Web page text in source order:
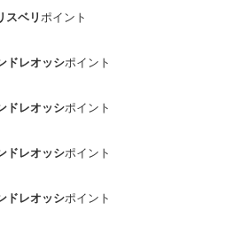
スベリポイント
ドレオッシポイント
ドレオッシポイント
ドレオッシポイント
ドレオッシポイント